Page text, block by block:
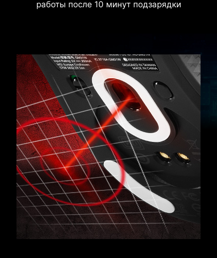
работы после 10 минут подзарядки